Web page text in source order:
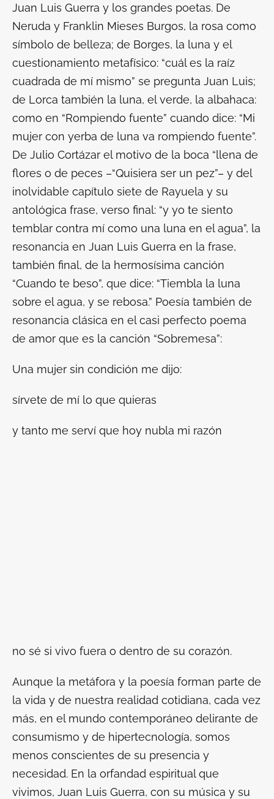
Juan Luis Guerra y los grandes poetas. De
Neruda y Franklin Mieses Burgos, la rosa como
símbolo de belleza; de Borges, la luna y el
cuestionamiento metafísico: “cuál es la raíz
cuadrada de mí mismo” se pregunta Juan Luis;
de Lorca también la luna, el verde, la albahaca:
como en “Rompiendo fuente” cuando dice: “Mi
mujer con yerba de luna va rompiendo fuente”.
De Julio Cortázar el motivo de la boca “llena de
flores o de peces –“Quisiera ser un pez”– y del
inolvidable capítulo siete de Rayuela y su
antológica frase, verso final: “y yo te siento
temblar contra mí como una luna en el agua”, la
resonancia en Juan Luis Guerra en la frase,
también final, de la hermosísima canción
“Cuando te beso”, que dice: “Tiembla la luna
sobre el agua, y se rebosa.” Poesía también de
resonancia clásica en el casi perfecto poema
de amor que es la canción “Sobremesa”:
Una mujer sin condición me dijo:
sírvete de mí lo que quieras
y tanto me serví que hoy nubla mi razón
no sé si vivo fuera o dentro de su corazón.
Aunque la metáfora y la poesía forman parte de
la vida y de nuestra realidad cotidiana, cada vez
más, en el mundo contemporáneo delirante de
consumismo y de hipertecnología, somos
menos conscientes de su presencia y
necesidad. En la orfandad espiritual que
vivimos, Juan Luis Guerra, con su música y su